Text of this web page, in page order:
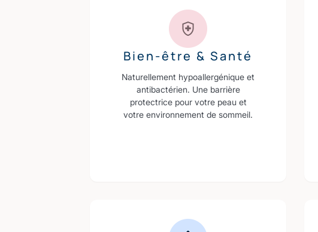
Bien-être & Santé
Naturellement hypoallergénique et
antibactérien. Une barrière
protectrice pour votre peau et
votre environnement de sommeil.